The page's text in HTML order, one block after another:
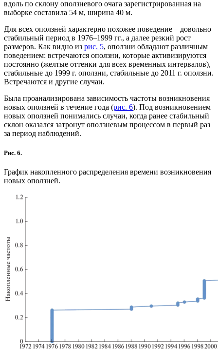
вдоль по склону оползневого очага зарегистрированная на
выборке составила 54 м, ширина 40 м.
Для всех оползней характерно похожее поведение – довольно
стабильный период в 1976–1999 гг., а далее резкий рост
размеров. Как видно из рис. 5, оползни обладают различным
поведением: встречаются оползни, которые активизируются
постоянно (желтые оттенки для всех временных интервалов),
стабильные до 1999 г. оползни, стабильные до 2011 г. оползни.
Встречаются и другие случаи.
Была проанализирована зависимость частоты возникновения
новых оползней в течение года (рис. 6). Под возникновением
новых оползней понимались случаи, когда ранее стабильный
склон оказался затронут оползневым процессом в первый раз
за период наблюдений.
Рис. 6.
График накопленного распределения времени возникновения
новых оползней.